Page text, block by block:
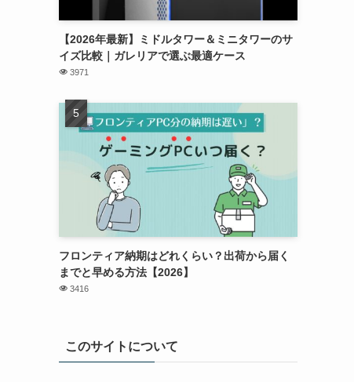
【2026年最新】ミドルタワー＆ミニタワーのサ
イズ比較｜ガレリアで選ぶ最適ケース
3971
フロンティア納期はどれくらい？出荷から届く
までと早める方法【2026】
3416
このサイトについて